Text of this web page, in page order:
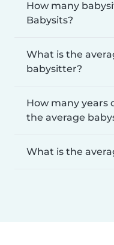
How many
Babysits?
What is the
babysitter?
How many years
the average
What is the